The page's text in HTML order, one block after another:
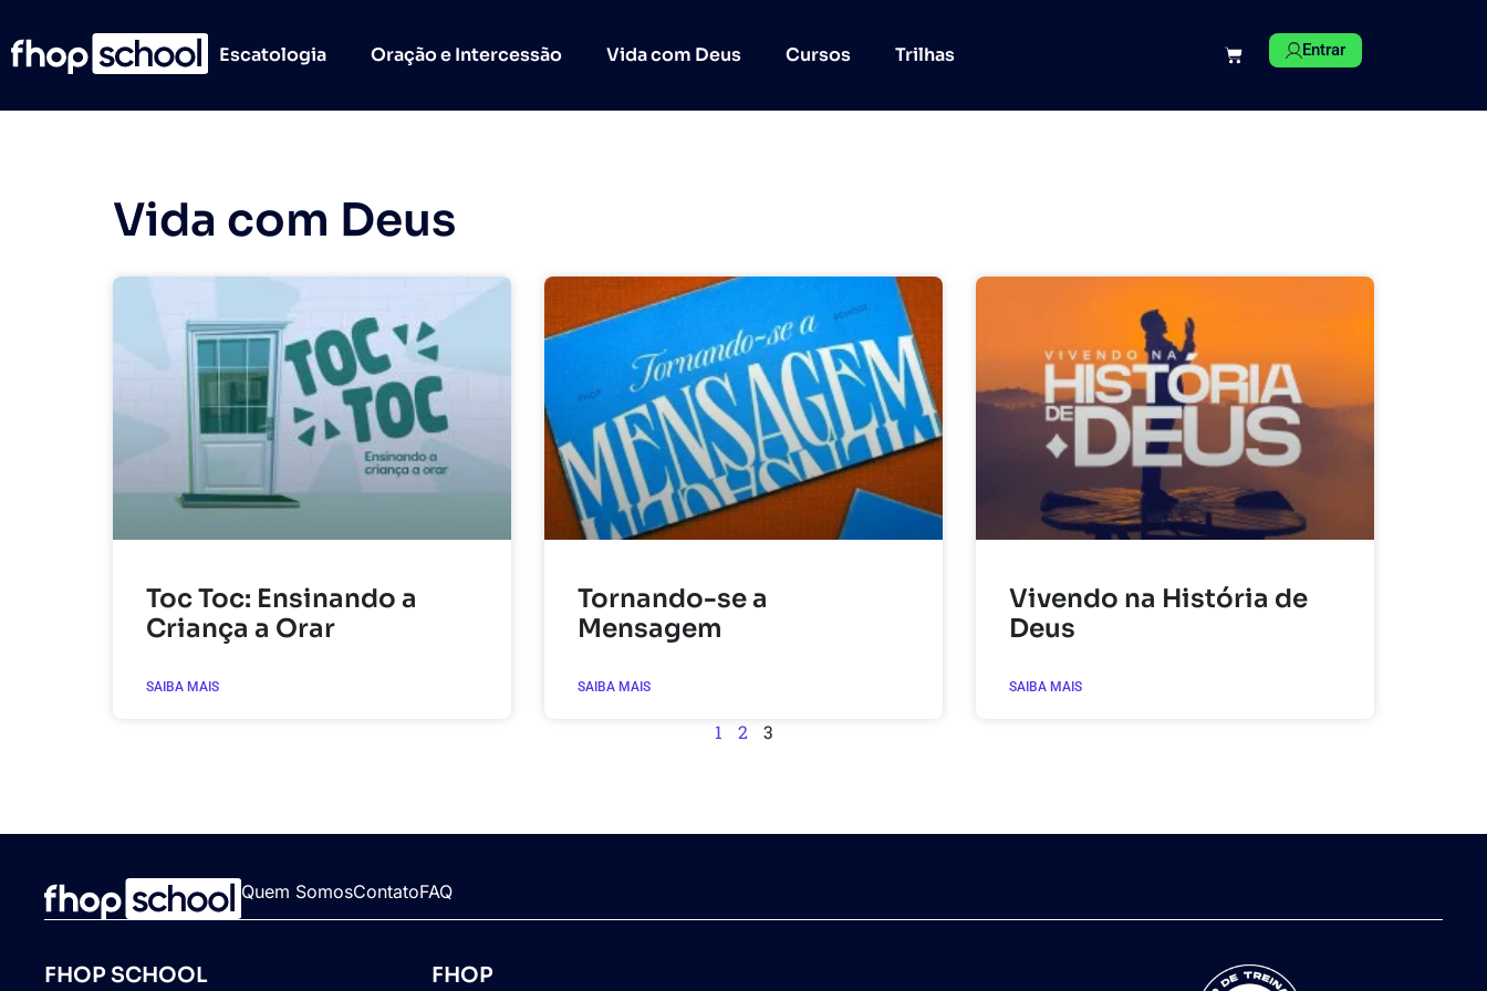
Escatologia Oração e Intercessão Vida com Deus Cursos Trilhas Entrar
Vida com Deus
Toc Toc: Ensinando a
Criança a Orar
SAIBA MAIS
Tornando-se a
Mensagem
SAIBA MAIS
Vivendo na História de
Deus
SAIBA MAIS
1 2 3
Quem SomosContatoFAQ
FHOP SCHOOL FHOP